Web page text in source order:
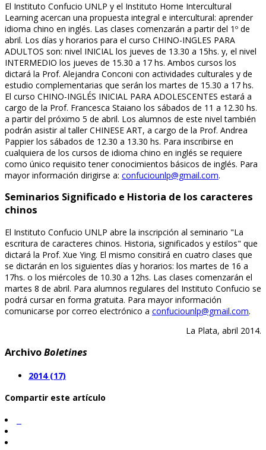
El Instituto Confucio UNLP y el Instituto Home Intercultural
Learning acercan una propuesta integral e intercultural: aprender
idioma chino en inglés. Las clases comenzarán a partir del 1º de
abril. Los días y horarios para el curso CHINO-INGLES PARA
ADULTOS son: nivel INICIAL los jueves de 13.30 a 15hs. y, el nivel
INTERMEDIO los jueves de 15.30 a 17 hs. Ambos cursos los
dictará la Prof. Alejandra Conconi con actividades culturales y de
estudio complementarias que serán los martes de 15.30 a 17 hs.
El curso CHINO-INGLÉS INICIAL PARA ADOLESCENTES estará a
cargo de la Prof. Francesca Staiano los sábados de 11 a 12.30 hs.
a partir del próximo 5 de abril. Los alumnos de este nivel también
podrán asistir al taller CHINESE ART, a cargo de la Prof. Andrea
Pappier los sábados de 12.30 a 13.30 hs. Para inscribirse en
cualquiera de los cursos de idioma chino en inglés se requiere
como único requisito tener conocimientos básicos de inglés. Para
mayor información dirigirse a: confuciounlp@gmail.com.
Seminarios Significado e Historia de los caracteres
chinos
El Instituto Confucio UNLP abre la inscripción al seminario "La
escritura de caracteres chinos. Historia, significados y estilos" que
dictará la Prof. Xue Ying. El mismo consitirá en cuatro clases que
se dictarán en los siguientes días y horarios: los martes de 16 a
17hs. o los miércoles de 10.30 a 12hs. Las clases comenzarán el
martes 8 de abril. Para alumnos regulares del Instituto Confucio se
podrá cursar en forma gratuita. Para mayor información
comunicarse por correo electrónico a confuciounlp@gmail.com.
La Plata, abril 2014.
ArchivoBoletines
2014 (17)
Compartir este artículo